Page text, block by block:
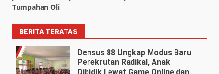
Tumpahan Oli
BERITA TERATAS
Densus 88 Ungkap Modus Baru
Perekrutan Radikal, Anak
Dibidik Lewat Game Online dan